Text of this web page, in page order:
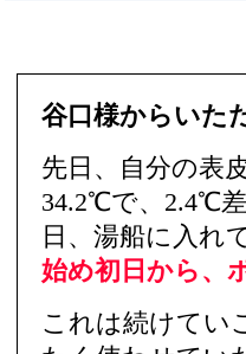
谷口様からいた
先日、自分の表
34.2℃で、2.4℃
日、湯船に入れ
始め初日から、
これは続けてい